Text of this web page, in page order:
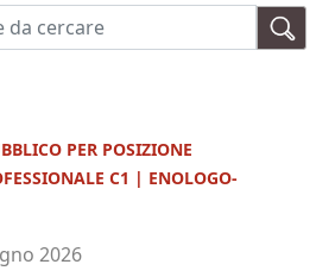
Cerca
PER POSIZIONE
C1 | ENOLOGO-
2026